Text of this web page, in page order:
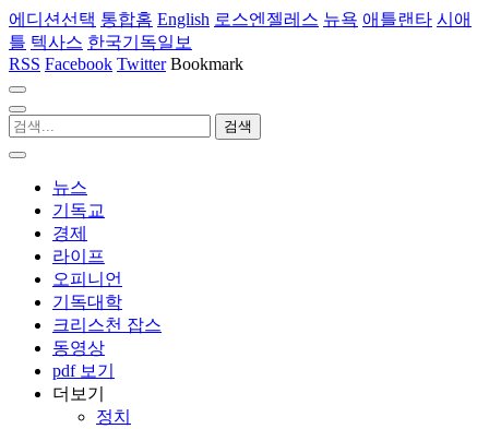
에디션선택 통합홈 English 로스엔젤레스 뉴욕 애틀랜타 시애
틀 텍사스 한국기독일보
RSS Facebook Twitter Bookmark
뉴스
기독교
경제
라이프
오피니언
기독대학
크리스천 잡스
동영상
pdf 보기
더보기
정치